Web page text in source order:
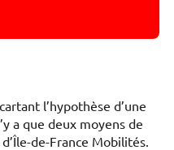
l’hypothèse d’une
a que deux moyens de
de-France Mobilités.